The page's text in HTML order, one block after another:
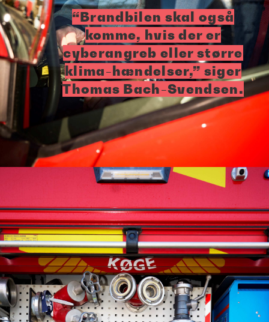
“Brandbilen skal også
komme, hvis der er
cyberangreb eller større
klima-hændelser,” siger
Thomas Bach-Svendsen.